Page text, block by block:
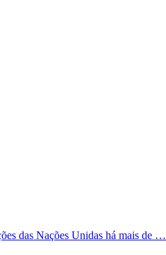
das Nações Unidas há mais de …